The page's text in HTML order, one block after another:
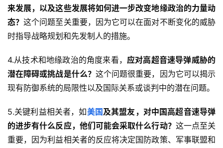
来发展，以及这些发展将如何进一步改变地缘政治的力量动
态？这个问题至关重要，因为它可以在面对不断变化的威胁
时指导战略规划和先发制人的措施。
4.从技术和地缘政治的角度来看， 应对高超音速导弹威胁的
潜在障碍或挑战是什么？ 这个问题很重要，因为它可以揭示
现有防御系统的局限性以及国际关系或谈判中的潜在问题。
5.关键利益相关者，如美国及其盟友，对中国高超音速导弹
的进步有什么反应，他们可能会采取什么行动？ 这一点至关
重要，因为利益相关者的反应将决定国防政策、军事联盟和